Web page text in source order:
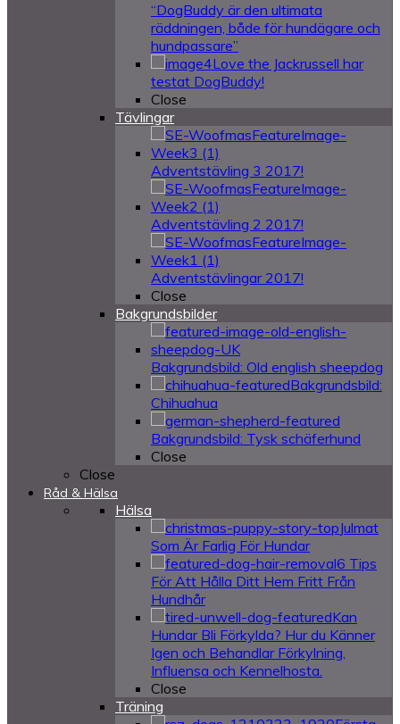
“DogBuddy är den ultimata
räddningen, både för hundägare och
hundpassare”
Love the Jackrussell har
testat DogBuddy!
Close
Tävlingar
Adventstävling 3 2017!
Adventstävling 2 2017!
Adventstävlingar 2017!
Close
Bakgrundsbilder
Bakgrundsbild: Old english sheepdog
Bakgrundsbild:
Chihuahua
Bakgrundsbild: Tysk schäferhund
Close
Close
Råd & Hälsa
Hälsa
Julmat
Som Är Farlig För Hundar
6 Tips
För Att Hålla Ditt Hem Fritt Från
Hundhår
Kan
Hundar Bli Förkylda? Hur du Känner
Igen och Behandlar Förkylning,
Influensa och Kennelhosta.
Close
Träning